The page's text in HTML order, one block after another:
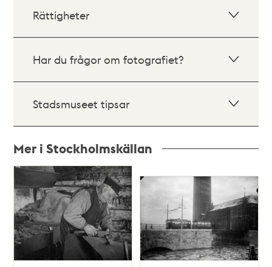
Rättigheter
Har du frågor om fotografiet?
Stadsmuseet tipsar
Mer i Stockholmskällan
Relaterade
poster
och
teman